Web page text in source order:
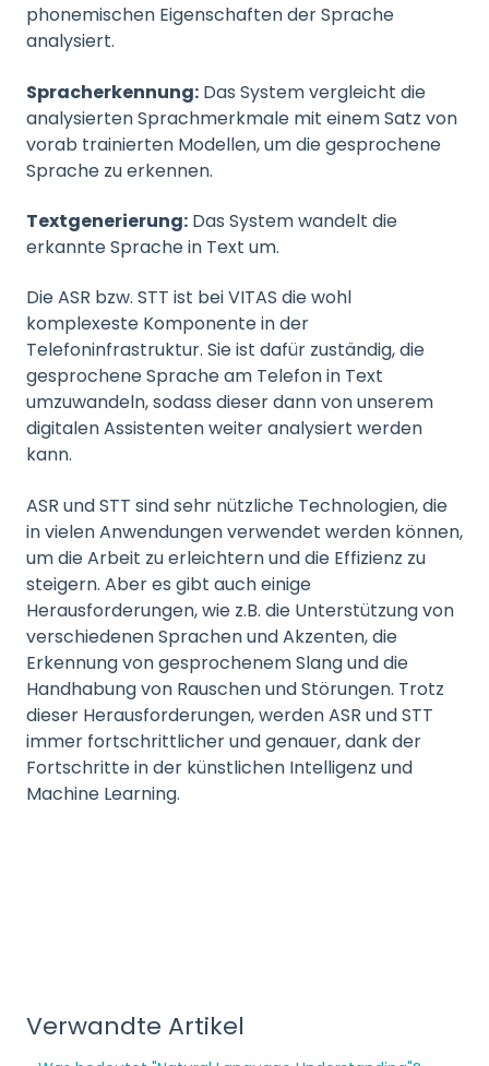
phonemischen Eigenschaften der Sprache
analysiert.
Spracherkennung: Das System vergleicht die
analysierten Sprachmerkmale mit einem Satz von
vorab trainierten Modellen, um die gesprochene
Sprache zu erkennen.
Textgenerierung: Das System wandelt die
erkannte Sprache in Text um.
Die ASR bzw. STT ist bei VITAS die wohl
komplexeste Komponente in der
Telefoninfrastruktur. Sie ist dafür zuständig, die
gesprochene Sprache am Telefon in Text
umzuwandeln, sodass dieser dann von unserem
digitalen Assistenten weiter analysiert werden
kann.
ASR und STT sind sehr nützliche Technologien, die
in vielen Anwendungen verwendet werden können,
um die Arbeit zu erleichtern und die Effizienz zu
steigern. Aber es gibt auch einige
Herausforderungen, wie z.B. die Unterstützung von
verschiedenen Sprachen und Akzenten, die
Erkennung von gesprochenem Slang und die
Handhabung von Rauschen und Störungen. Trotz
dieser Herausforderungen, werden ASR und STT
immer fortschrittlicher und genauer, dank der
Fortschritte in der künstlichen Intelligenz und
Machine Learning.
Verwandte Artikel